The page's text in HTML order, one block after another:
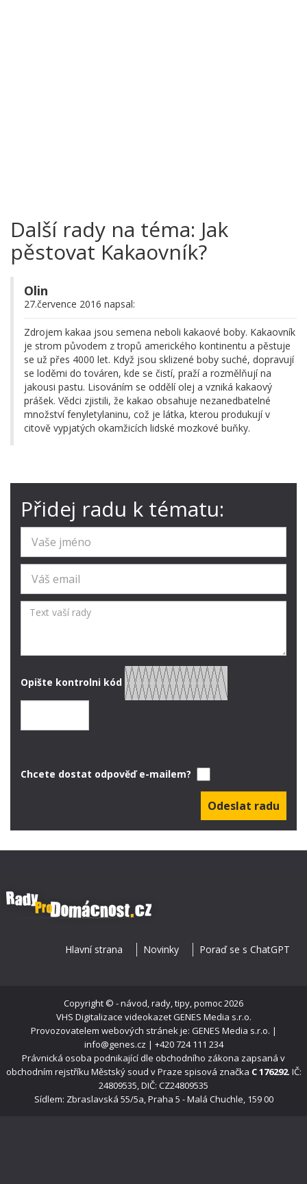
Další rady na téma: Jak
pěstovat Kakaovník?
Olin
27.července 2016 napsal:
Zdrojem kakaa jsou semena neboli kakaové boby. Kakaovník
je strom původem z tropů amerického kontinentu a pěstuje
se už přes 4000 let. Když jsou sklizené boby suché, dopravují
se loděmi do továren, kde se čistí, praží a rozmělňují na
jakousi pastu. Lisováním se oddělí olej a vzniká kakaový
prášek. Vědci zjistili, že kakao obsahuje nezanedbatelné
množství fenyletylaninu, což je látka, kterou produkují v
citově vypjatých okamžicích lidské mozkové buňky.
Přidej radu k tématu:
Opište kontrolni kód
Chcete dostat odpověď e-mailem?
Hlavní strana Novinky Poraď se s ChatGPT
Copyright © - návod, rady, tipy, pomoc2026
VHS Digitalizace videokazetGENES Media s.r.o.
Provozovatelem webových stránek je: GENES Media s.r.o. |
info@genes.cz | +420 724 111 234
Právnická osoba podnikající dle obchodního zákona zapsaná v
obchodním rejstříku Městský soud v Praze spisová značka C 176292. IČ:
24809535, DIČ: CZ24809535
Sídlem: Zbraslavská 55/5a, Praha 5 - Malá Chuchle, 159 00